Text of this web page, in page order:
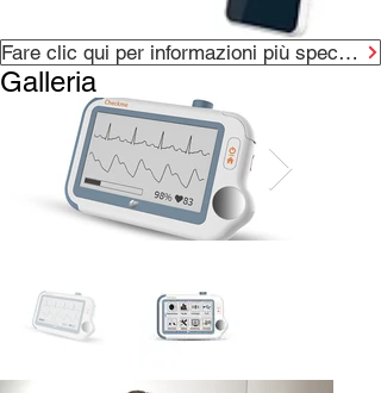
Fare clic qui per informazioni più specifiche sul prodotto
Galleria